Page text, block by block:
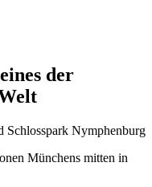
der
Münchens mitten in